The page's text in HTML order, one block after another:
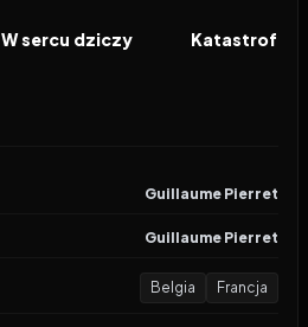
FILM
W sercu dziczy FILM
Katastrofa
Guillaume Pierret
Guillaume Pierret
Belgia Francja